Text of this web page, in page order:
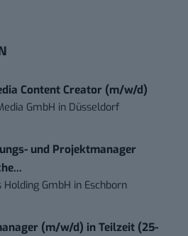
Content Creator (m/w/d)
GmbH in Düsseldorf
und Projektmanager
GmbH in Eschborn
(m/w/d) in Teilzeit (25-